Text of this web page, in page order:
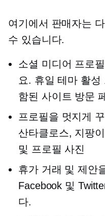
여기에서 판매자는
수 있습니다.
소셜 미디어 프로
요. 휴일 테마 활성
함된 사이트 방문
프로필을 멋지게
산타클로스, 지팡
및 프로필 사진
휴가 거래 및 제안
Facebook 및
다.